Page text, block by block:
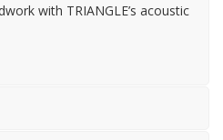
with TRIANGLE’s acoustic